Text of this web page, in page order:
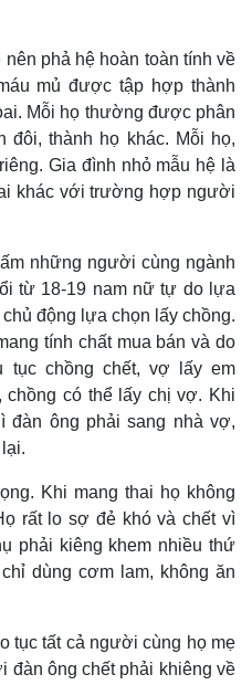
phả hệ hoàn toàn tính về
mủ được tập hợp thành
Mỗi họ thường được phân
đôi, thành họ khác. Mỗi họ,
Gia đình nhỏ mẫu hệ là
khác với trường hợp người
những người cùng ngành
từ 18-19 nam nữ tự do lựa
động lựa chọn lấy chồng.
tính chất mua bán và do
tục chồng chết, vợ lấy em
có thể lấy chị vợ. Khi
đàn ông phải sang nhà vợ,
Khi mang thai họ không
rất lo sợ đẻ khó và chết vì
phải kiêng khem nhiều thứ
dùng cơm lam, không ăn
tục tất cả người cùng họ mẹ
đàn ông chết phải khiêng về